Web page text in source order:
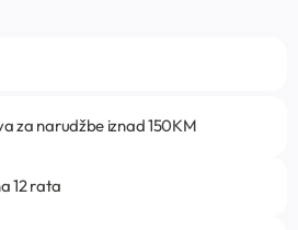
za narudžbe iznad 150KM
12 rata